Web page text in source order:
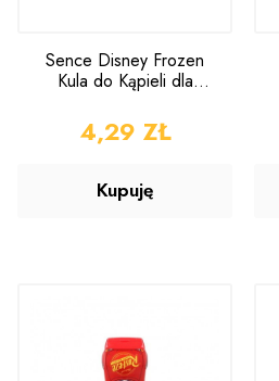
Sence Disney Frozen
Kula do Kąpieli dla
CENA
4,29 ZŁ
Kupuję